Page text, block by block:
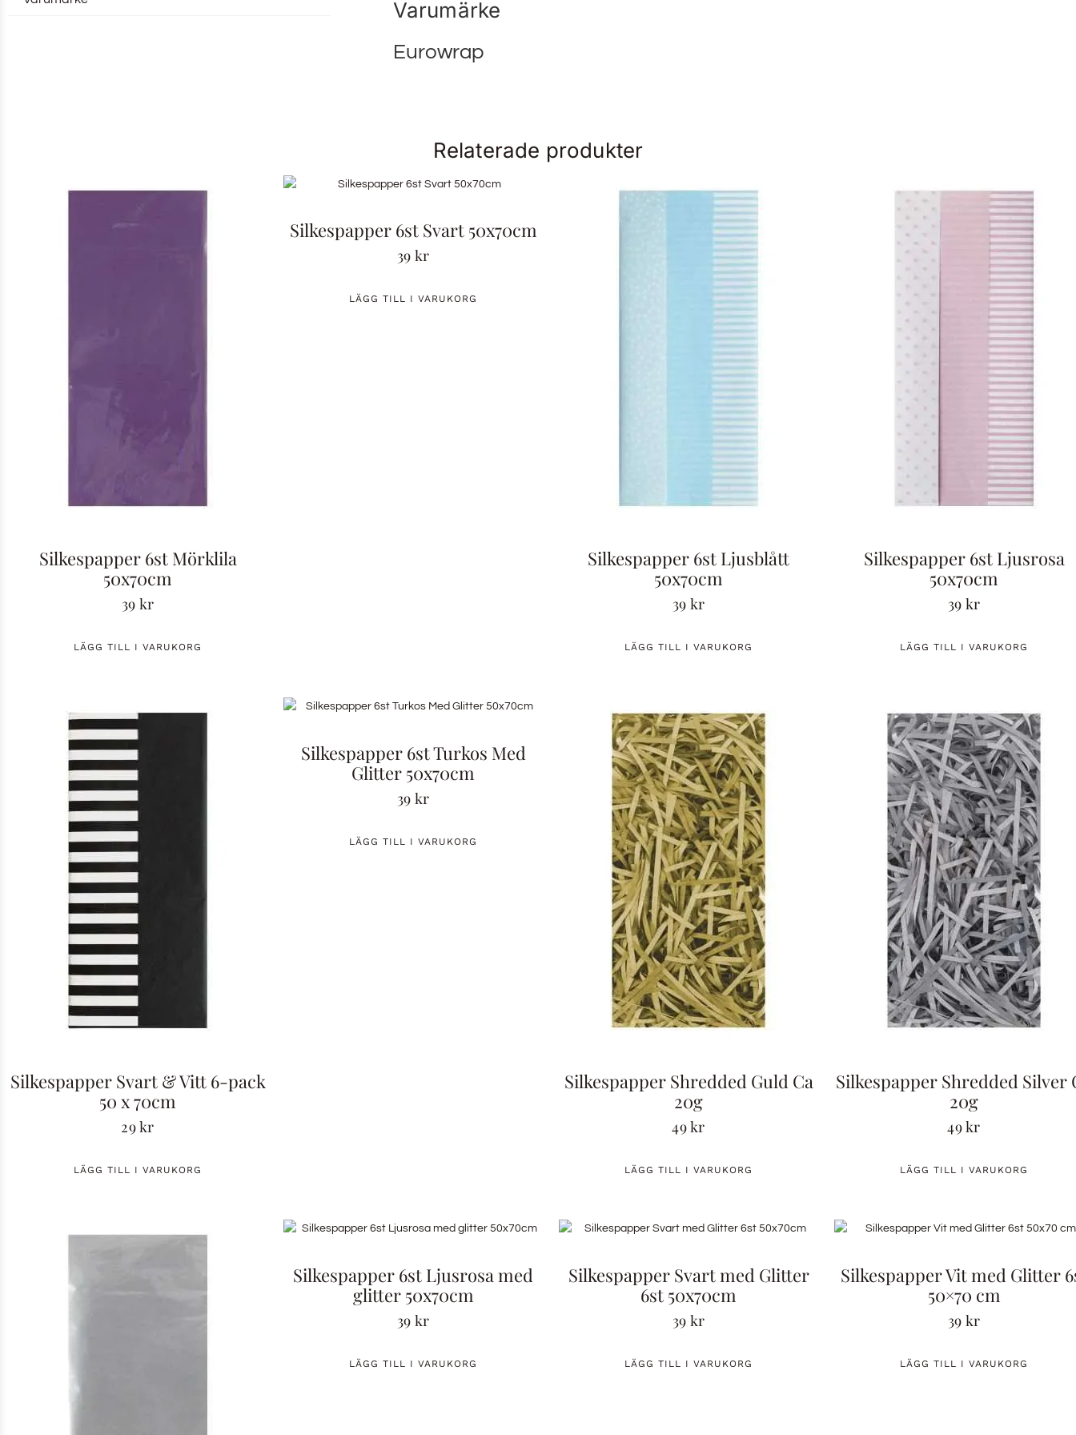
Varumärke
Eurowrap
Relaterade produkter
Silkespapper 6st Mörklila
50x70cm
39 kr
LÄGG TILL I VARUKORG
Silkespapper 6st Svart 50x70cm
39 kr
LÄGG TILL I VARUKORG
Silkespapper 6st Ljusblått
50x70cm
39 kr
LÄGG TILL I VARUKORG
Silkespapper 6st Ljusrosa
50x70cm
39 kr
LÄGG TILL I VARUKORG
Silkespapper Svart & Vitt 6-pack
50 x 70cm
29kr
LÄGG TILL I VARUKORG
Silkespapper 6st Turkos Med
Glitter 50x70cm
39 kr
LÄGG TILL I VARUKORG
Silkespapper Shredded Guld Ca
20g
49kr
LÄGG TILL I VARUKORG
Silkespapper Shredded Silver
20g
49kr
LÄGG TILL I VARUKORG
Silkespapper 6st Ljusrosa med
glitter 50x70cm
39 kr
LÄGG TILL I VARUKORG
Silkespapper Svart med Glitter
6st 50x70cm
39 kr
LÄGG TILL I VARUKORG
Silkespapper Vit med Glitter
50×70 cm
39 kr
LÄGG TILL I VARUKORG